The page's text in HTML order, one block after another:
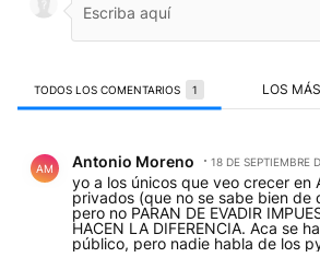
TODOS LOS COMENTARIOS 1 LOS
AM Antonio Moreno 18 DE SEPTIEMBRE
yo a los únicos que veo crecer en
privados (que no se sabe bien de
pero no PARAN DE EVADIR
HACEN LA DIFERENCIA. Aca se habla de gasto
público, pero nadie habla de los
que tienen casas y autos de alta